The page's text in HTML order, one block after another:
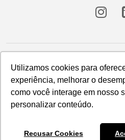
Utilizamos cookies para
experiência, melhorar o
como você interage em nosso
personalizar conteúdo.
Recusar Cookies
Política de